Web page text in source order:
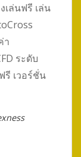
ล่นฟรี เล่น
า
ระดับ
เวอร์ชั่น